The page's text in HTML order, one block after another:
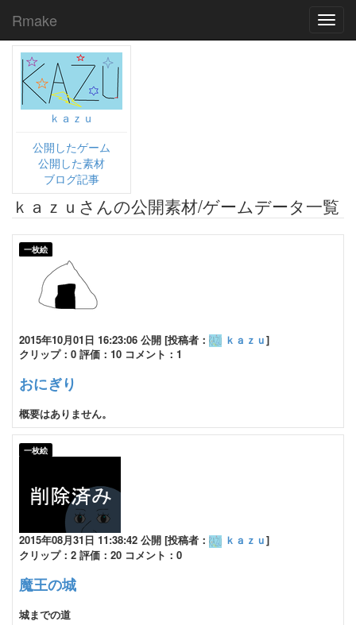
Rmake
ｋａｚｕ
公開したゲーム
公開した素材
ブログ記事
ｋａｚｕさんの公開素材/ゲームデータ一覧
一枚絵
2015年10月01日 16:23:06 公開 [投稿者： ｋａｚｕ]
クリップ：0 評価：10 コメント：1
おにぎり
概要はありません。
一枚絵
2015年08月31日 11:38:42 公開 [投稿者： ｋａｚｕ]
クリップ：2 評価：20 コメント：0
魔王の城
城までの道